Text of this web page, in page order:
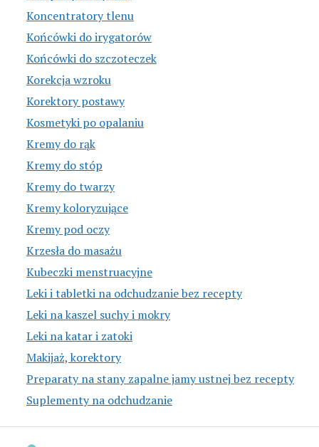
Koncentratory tlenu
Końcówki do irygatorów
Końcówki do szczoteczek
Korekcja wzroku
Korektory postawy
Kosmetyki po opalaniu
Kremy do rąk
Kremy do stóp
Kremy do twarzy
Kremy koloryzujące
Kremy pod oczy
Krzesła do masażu
Kubeczki menstruacyjne
Leki i tabletki na odchudzanie bez recepty
Leki na kaszel suchy i mokry
Leki na katar i zatoki
Makijaż, korektory
Preparaty na stany zapalne jamy ustnej bez recepty
Suplementy na odchudzanie